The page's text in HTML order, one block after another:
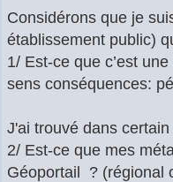
Considérons que je
établissement public)
1/ Est-ce que c’est
sens conséquences:
J'ai trouvé dans
2/ Est-ce que mes
Géoportail ? (régional